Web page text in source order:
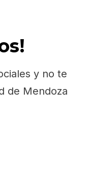
y no te
de Mendoza